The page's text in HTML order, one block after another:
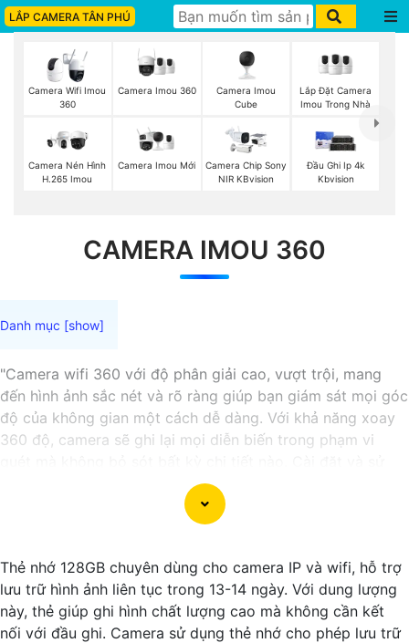
LẮP CAMERA TÂN PHÚ
Camera Wifi Imou
360
Camera Imou 360
Camera Imou
Cube
Lắp Đặt Camera
Imou Trong Nhà
Camera Nén Hình
H.265 Imou
Camera Imou Mới
Camera Chip Sony
NIR KBvision
Đầu Ghi Ip 4k
Kbvision
CAMERA IMOU 360
"Camera wifi 360 với độ phân giải cao, vượt trội, mang
đến hình ảnh sắc nét và rõ ràng giúp bạn giám sát mọi góc
độ của không gian một cách dễ dàng. Với khả năng xoay
360 độ, camera sẽ ghi lại mọi diễn biến trong phạm vi
dụng camera qua kết nối wifi cũng rất tiện lợi, bạn có thể
theo dõi từ xa thông qua ứng dụng di động một cách đơn
giản. Camera wifi 360 là sự lựa chọn hoàn hảo để bảo vệ
không phải lo lắng về chất lượng hình ảnh. Hãy trải nghiệm
công nghệ hiện đại và an ninh tối ưu với Camera wifi 360
hình ảnh sắc nét của chúng tôi ngay hôm nay!"
Thẻ nhớ 128GB chuyên dùng cho camera IP và wifi, hỗ trợ
lưu trữ hình ảnh liên tục trong 13-14 ngày. Với dung lượng
này, thẻ giúp ghi hình chất lượng cao mà không cần kết
nối với đầu ghi. Camera sử dụng thẻ nhớ cho phép lưu trữ